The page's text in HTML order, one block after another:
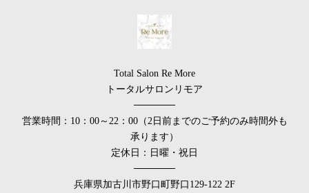
Total Salon Re More
トータルサロンリモア
──────
営業時間：10：00～22：00（2日前までのご予約のみ時間外も
承ります）
定休日：日曜・祝日
──────
兵庫県加古川市野口町野口129-122 2F